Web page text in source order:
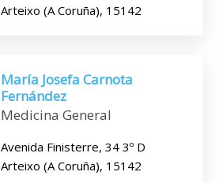
Arteixo (A Coruña), 15142
María Josefa Carnota
Fernández
Medicina General
Avenida Finisterre, 34 3º D
Arteixo (A Coruña), 15142